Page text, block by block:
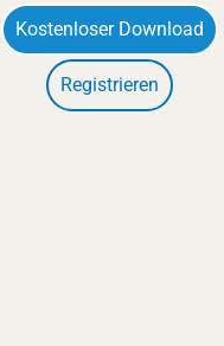
Kostenloser Download
Registrieren